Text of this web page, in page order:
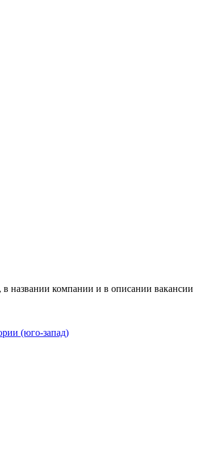
названии компании и в описании вакансии
(юго-запад)